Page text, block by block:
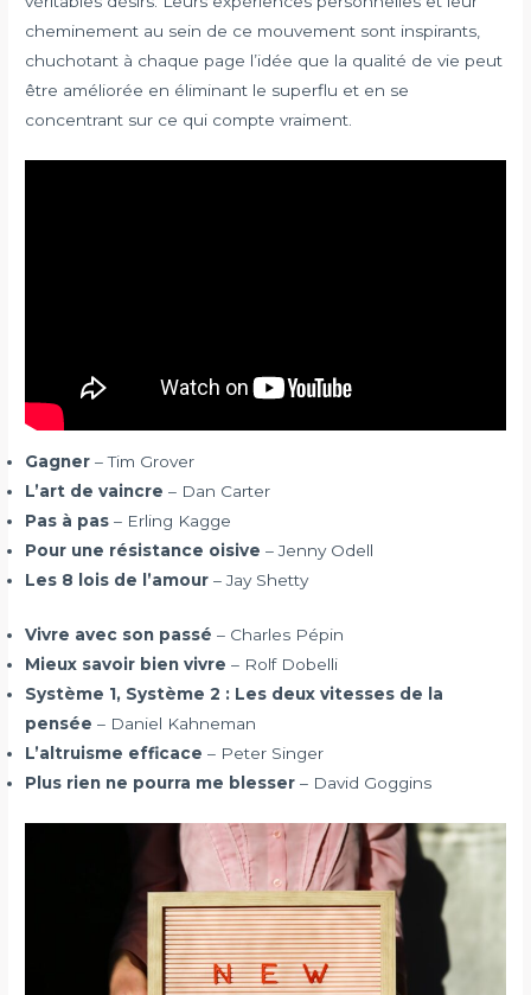
cheminement au sein de ce mouvement sont inspirants,
chuchotant à chaque page l’idée que la qualité de vie peut
être améliorée en éliminant le superflu et en se
concentrant sur ce qui compte vraiment.
Gagner – Tim Grover
L’art de vaincre – Dan Carter
Pas à pas – Erling Kagge
Pour une résistance oisive – Jenny Odell
Les 8 lois de l’amour – Jay Shetty
Vivre avec son passé – Charles Pépin
Mieux savoir bien vivre – Rolf Dobelli
Système 1, Système 2 : Les deux vitesses de la
pensée – Daniel Kahneman
L’altruisme efficace – Peter Singer
Plus rien ne pourra me blesser – David Goggins